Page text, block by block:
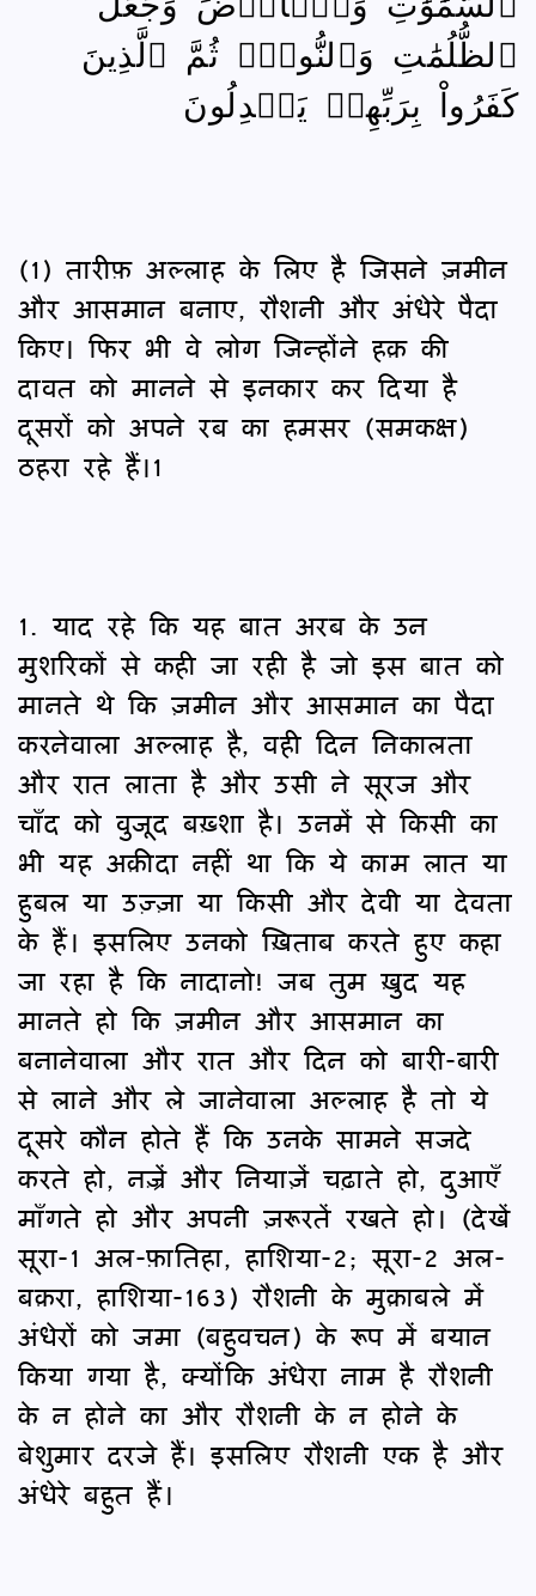
ٱلظُّلُمَٰتِ وَٱلنُّورَۖ ثُمَّ ٱلَّذِينَ
كَفَرُواْ بِرَبِّهِمۡ يَعۡدِلُونَ
(1) तारीफ़ अल्लाह के लिए है जिसने ज़मीन
और आसमान बनाए, रौशनी और अंधेरे पैदा
किए। फिर भी वे लोग जिन्होंने हक़ की
दावत को मानने से इनकार कर दिया है
दूसरों को अपने रब का हमसर (समकक्ष)
ठहरा रहे हैं।1
1. याद रहे कि यह बात अरब के उन
मुशरिकों से कही जा रही है जो इस बात को
मानते थे कि ज़मीन और आसमान का पैदा
करनेवाला अल्लाह है, वही दिन निकालता
और रात लाता है और उसी ने सूरज और
चाँद को वुजूद बख़्शा है। उनमें से किसी का
भी यह अक़ीदा नहीं था कि ये काम लात या
हुबल या उज़्ज़ा या किसी और देवी या देवता
के हैं। इसलिए उनको ख़िताब करते हुए कहा
जा रहा है कि नादानो! जब तुम ख़ुद यह
मानते हो कि ज़मीन और आसमान का
बनानेवाला और रात और दिन को बारी-बारी
से लाने और ले जानेवाला अल्लाह है तो ये
दूसरे कौन होते हैं कि उनके सामने सजदे
करते हो, नज़्रें और नियाज़ें चढ़ाते हो, दुआएँ
माँगते हो और अपनी ज़रूरतें रखते हो। (देखें
सूरा-1 अल-फ़ातिहा, हाशिया-2; सूरा-2 अल-
बक़रा, हाशिया-163) रौशनी के मुक़ाबले में
अंधेरों को जमा (बहुवचन) के रूप में बयान
किया गया है, क्योंकि अंधेरा नाम है रौशनी
के न होने का और रौशनी के न होने के
बेशुमार दरजे हैं। इसलिए रौशनी एक है और
अंधेरे बहुत हैं।